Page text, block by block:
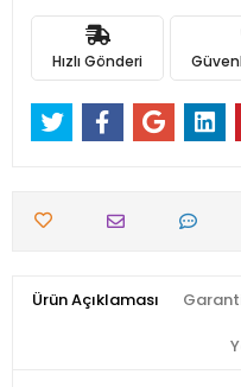
Hızlı Gönderi
Ürün Açıklaması